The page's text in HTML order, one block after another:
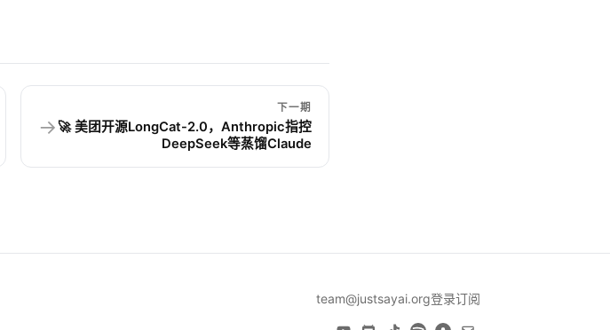
下一期
🚀 美团开源LongCat-2.0，Anthropic指控
DeepSeek等蒸馏Claude
→
team@justsayai.org登录订阅